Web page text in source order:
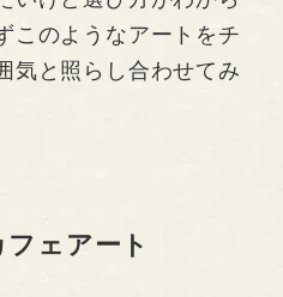
このようなアートをチ
気と照らし合わせてみ
ェアート